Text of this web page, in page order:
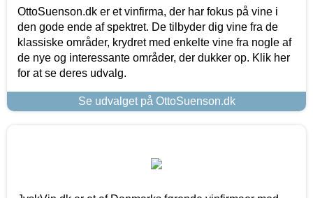
OttoSuenson.dk er et vinfirma, der har fokus på vine i
den gode ende af spektret. De tilbyder dig vine fra de
klassiske områder, krydret med enkelte vine fra nogle af
de nye og interessante områder, der dukker op. Klik her
for at se deres udvalg.
Se udvalget på OttoSuenson.dk